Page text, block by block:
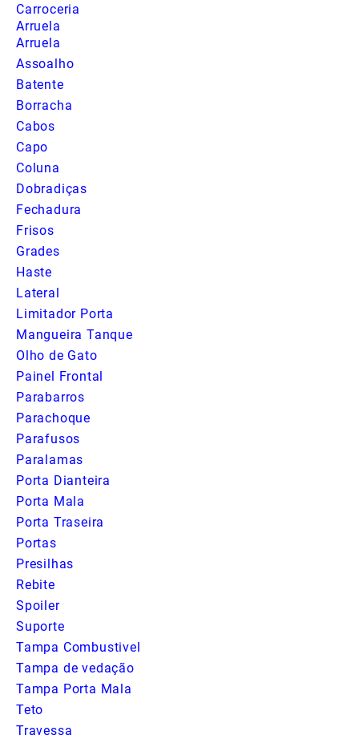
Carroceria
Arruela
Arruela
Assoalho
Batente
Borracha
Cabos
Capo
Coluna
Dobradiças
Fechadura
Frisos
Grades
Haste
Lateral
Limitador Porta
Mangueira Tanque
Olho de Gato
Painel Frontal
Parabarros
Parachoque
Parafusos
Paralamas
Porta Dianteira
Porta Mala
Porta Traseira
Portas
Presilhas
Rebite
Spoiler
Suporte
Tampa Combustivel
Tampa de vedação
Tampa Porta Mala
Teto
Travessa